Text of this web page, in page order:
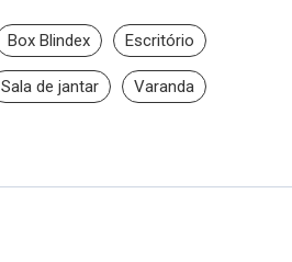
Box Blindex Escritório
Sala de jantar Varanda